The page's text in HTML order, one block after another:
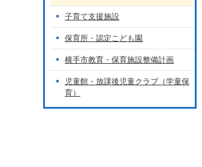
子育て支援施設
保育所・認定こども園
横手市教育・保育施設整備計画
児童館・放課後児童クラブ（学童保
育）